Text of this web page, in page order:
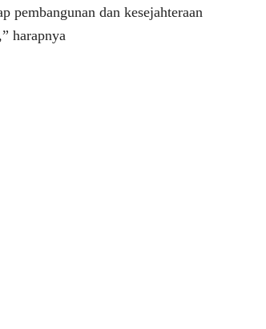
pembangunan dan kesejahteraan
harapnya